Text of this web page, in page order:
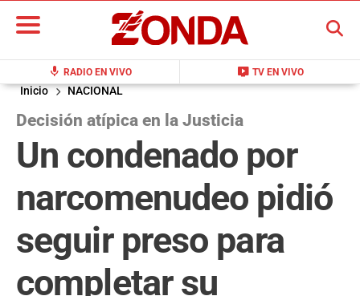
mic RADIO EN VIVO live_tv TV EN VIVO
BUSCAR
Inicio NACIONAL
Decisión atípica en la Justicia
Un condenado por
narcomenudeo pidió
seguir preso para
completar su